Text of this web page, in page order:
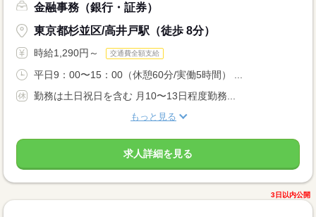
金融事務（銀行・証券）
東京都杉並区/高井戸駅（徒歩 8分）
時給1,290円～ 交通費全額支給
平日9：00〜15：00（休憩60分/実働5時間） ...
勤務は土日祝日を含む 月10〜13日程度勤務...
もっと見る
求人詳細を見る
3日以内公開